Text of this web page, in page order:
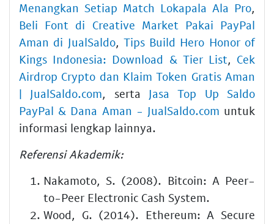
Menangkan Setiap Match Lokapala Ala Pro,
Beli Font di Creative Market Pakai PayPal
Aman di JualSaldo, Tips Build Hero Honor of
Kings Indonesia: Download & Tier List, Cek
Airdrop Crypto dan Klaim Token Gratis Aman
| JualSaldo.com, serta Jasa Top Up Saldo
PayPal & Dana Aman - JualSaldo.com untuk
informasi lengkap lainnya.
Referensi Akademik:
Nakamoto, S. (2008). Bitcoin: A Peer-
to-Peer Electronic Cash System.
Wood, G. (2014). Ethereum: A Secure